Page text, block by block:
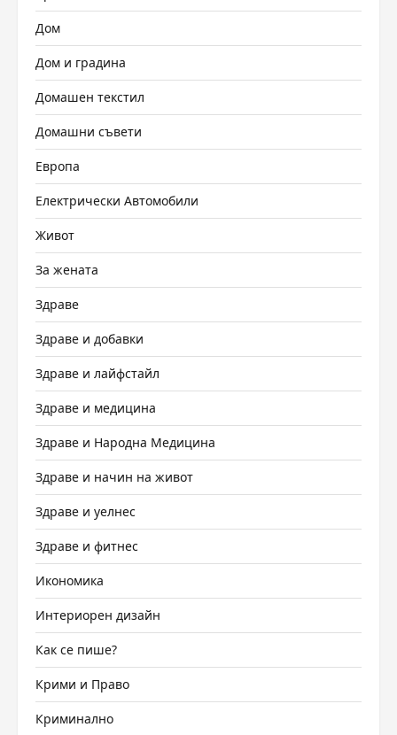
Дом
Дом и градина
Домашен текстил
Домашни съвети
Европа
Електрически Автомобили
Живот
За жената
Здраве
Здраве и добавки
Здраве и лайфстайл
Здраве и медицина
Здраве и Народна Медицина
Здраве и начин на живот
Здраве и уелнес
Здраве и фитнес
Икономика
Интериорен дизайн
Как се пише?
Крими и Право
Криминално